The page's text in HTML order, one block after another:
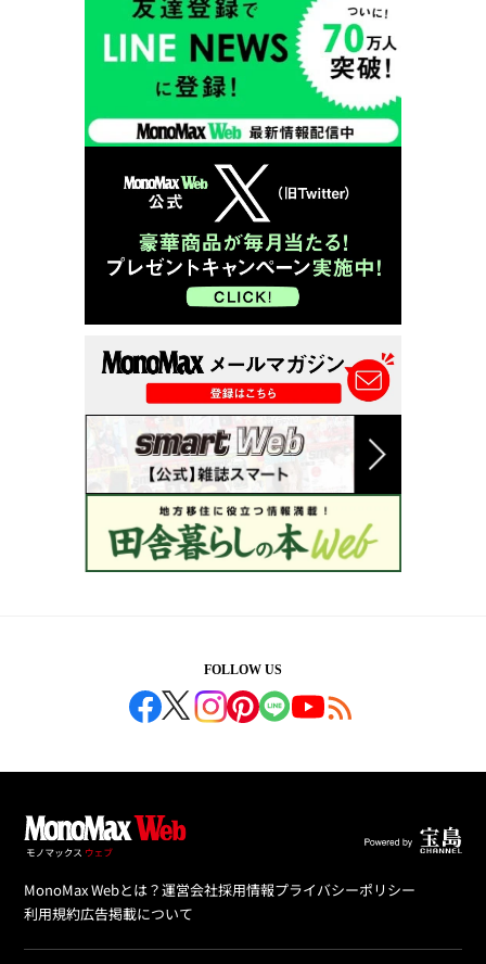
FOLLOW US
MonoMax Webとは？運営会社採用情報プライバシーポリシー
利用規約広告掲載について